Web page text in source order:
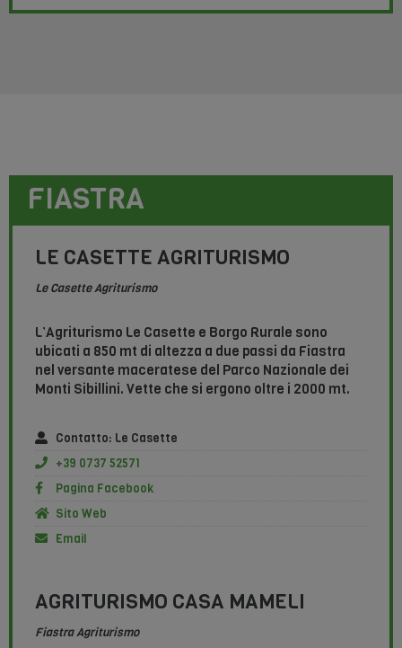
FIASTRA
LE CASETTE AGRITURISMO
Le Casette Agriturismo
L’Agriturismo Le Casette e Borgo Rurale sono
ubicati a 850 mt di altezza a due passi da Fiastra
nel versante maceratese del Parco Nazionale dei
Monti Sibillini. Vette che si ergono oltre i 2000 mt.
Contatto: Le Casette
+39 0737 52571
Pagina Facebook
Sito Web
Email
AGRITURISMO CASA MAMELI
Fiastra Agriturismo